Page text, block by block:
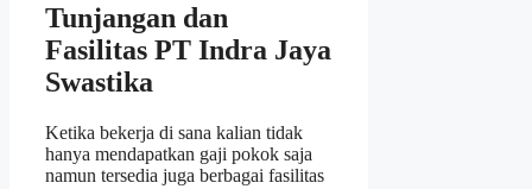
Tunjangan dan
Fasilitas PT Indra Jaya
Swastika
Ketika bekerja di sana kalian tidak
hanya mendapatkan gaji pokok saja
namun tersedia juga berbagai fasilitas